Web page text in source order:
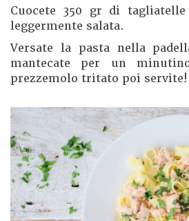
Cuocete 350 gr di
leggermente salata.
Versate la pasta nella
mantecate per un
prezzemolo tritato poi servite!